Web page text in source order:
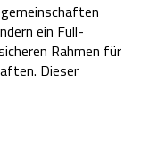
ein Full-
Rahmen für
Dieser